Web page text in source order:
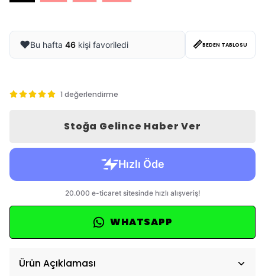
❤️Bu hafta 46 kişi favoriledi 📏BEDEN TABLOSU
1 değerlendirme
Stoğa Gelince Haber Ver
WHATSAPP
Ürün Açıklaması